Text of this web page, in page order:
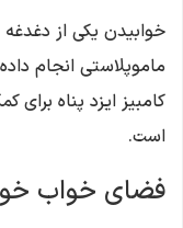
خوابیدن یکی از
ماموپلاستی انجام
کامبیز ایزد پناه
است.
فضای خواب